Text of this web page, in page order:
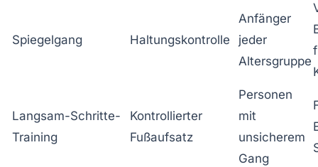
Spiegelgang Haltungskontrolle
Anfänger
jeder
Altersgruppe
Langsam-Schritte-
Training
Kontrollierter
Fußaufsatz
Personen
mit
unsicherem
Gang